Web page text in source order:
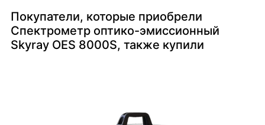
Покупатели, которые приобрели
Спектрометр оптико-эмиссионный
Skyray OES 8000S, также купили